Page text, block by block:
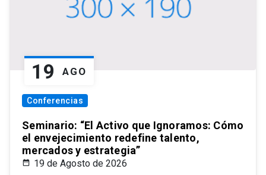
19 AGO
Conferencias
Seminario: “El Activo que Ignoramos: Cómo
el envejecimiento redefine talento,
mercados y estrategia”
19 de Agosto de 2026